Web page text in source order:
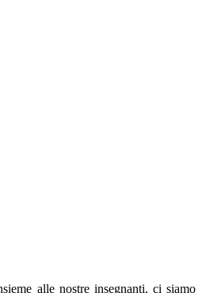
alle nostre insegnanti, ci siamo